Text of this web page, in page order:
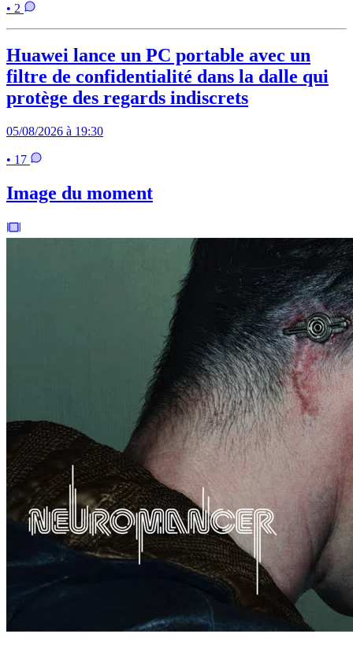
• 2
Huawei lance un PC portable avec un
filtre de confidentialité dans la dalle qui
protège des regards indiscrets
05/08/2026 à 19:30
• 17
Image du moment